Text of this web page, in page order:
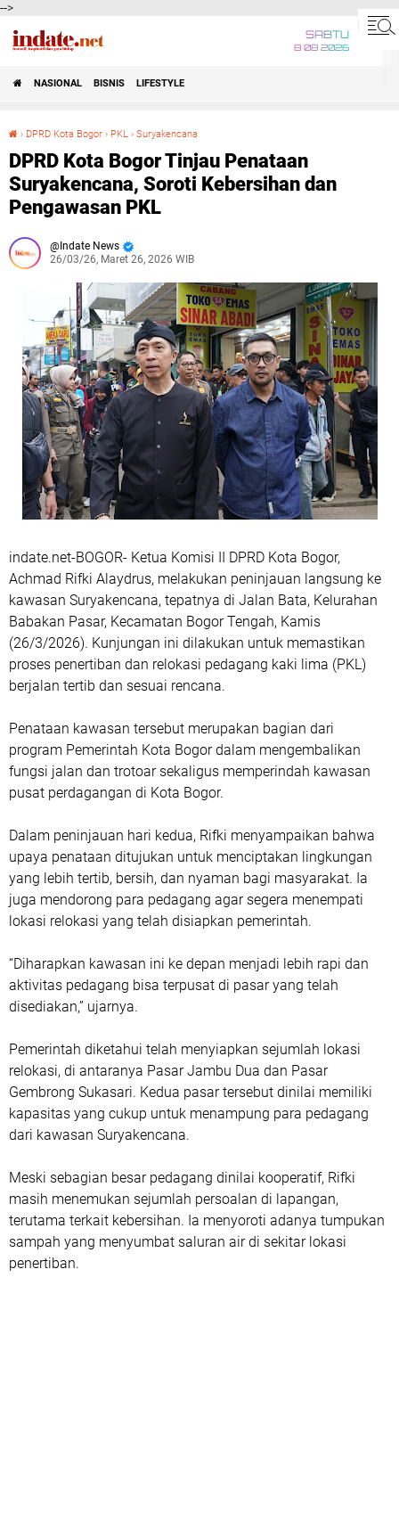
-->
SABTU
8 08 2026
NASIONAL BISNIS LIFESTYLE
› DPRD Kota Bogor › PKL › Suryakencana
DPRD Kota Bogor Tinjau Penataan
Suryakencana, Soroti Kebersihan dan
Pengawasan PKL
Indate News
26/03/26, Maret 26, 2026 WIB
indate.net-BOGOR- Ketua Komisi II DPRD Kota Bogor,
Achmad Rifki Alaydrus, melakukan peninjauan langsung ke
kawasan Suryakencana, tepatnya di Jalan Bata, Kelurahan
Babakan Pasar, Kecamatan Bogor Tengah, Kamis
(26/3/2026). Kunjungan ini dilakukan untuk memastikan
proses penertiban dan relokasi pedagang kaki lima (PKL)
berjalan tertib dan sesuai rencana.
Penataan kawasan tersebut merupakan bagian dari
program Pemerintah Kota Bogordalam mengembalikan
fungsi jalan dan trotoar sekaligus memperindah kawasan
pusat perdagangan di Kota Bogor.
Dalam peninjauan hari kedua, Rifki menyampaikan bahwa
upaya penataan ditujukan untuk menciptakan lingkungan
yang lebih tertib, bersih, dan nyaman bagi masyarakat. Ia
juga mendorong para pedagang agar segera menempati
lokasi relokasi yang telah disiapkan pemerintah.
“Diharapkan kawasan ini ke depan menjadi lebih rapi dan
aktivitas pedagang bisa terpusat di pasar yang telah
disediakan,” ujarnya.
Pemerintah diketahui telah menyiapkan sejumlah lokasi
relokasi, di antaranya Pasar Jambu Dua dan Pasar
Gembrong Sukasari. Kedua pasar tersebut dinilai memiliki
kapasitas yang cukup untuk menampung para pedagang
dari kawasan Suryakencana.
Meski sebagian besar pedagang dinilai kooperatif, Rifki
masih menemukan sejumlah persoalan di lapangan,
terutama terkait kebersihan. Ia menyoroti adanya tumpukan
sampah yang menyumbat saluran air di sekitar lokasi
penertiban.